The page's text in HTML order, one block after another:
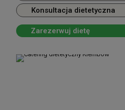
miastoKlembówto miejsce, gdzie
Poznaj dostępne diety
Konsultacja dietetyczna
Zarezerwuj dietę